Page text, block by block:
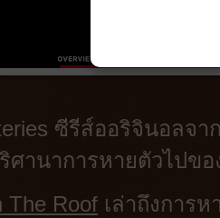
ซีรีส์ออริจินอลจ
ศานาการหายตัวไปข
The Roof เล่าถึงการ